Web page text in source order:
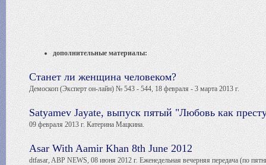
дополнительные материалы:
Станет ли женщина человеком?
Демоскоп (Эксперт он-лайн) № 543 - 544, 18 февраля - 3 марта 2013 г.
Satyamev Jayate, выпуск пятый "Любовь как
09 февраля 2013 г. Катерина Мацкина.
Asar With Aamir Khan 8th June 2012
dtfasar, ABP NEWS, 08 июня 2012 г. Еженедельная вечерняя передача (по